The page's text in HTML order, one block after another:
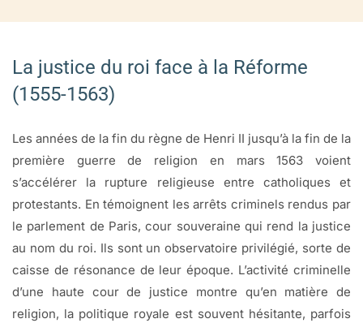
La justice du roi face à la Réforme
(1555-1563)
Les années de la fin du règne de Henri II jusqu’à la fin de la
première guerre de religion en mars 1563 voient
s’accélérer la rupture religieuse entre catholiques et
protestants. En témoignent les arrêts criminels rendus par
le parlement de Paris, cour souveraine qui rend la justice
au nom du roi. Ils sont un observatoire privilégié, sorte de
caisse de résonance de leur époque. L’activité criminelle
d’une haute cour de justice montre qu’en matière de
religion, la politique royale est souvent hésitante, parfois